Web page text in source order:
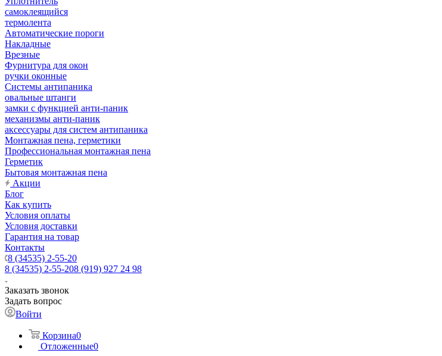
самоклеящийся
термолента
Автоматические пороги
Накладные
Врезные
Фурнитура для окон
ручки оконные
Системы антипаника
овальные штанги
замки с функцией анти-паник
механизмы анти-паник
аксессуары для систем антипаника
Монтажная пена, герметики
Профессиональная монтажная пена
Герметик
Бытовая монтажная пена
Акции
Блог
Как купить
Условия оплаты
Условия доставки
Гарантия на товар
Контакты
8 (34535) 2-55-20
8 (34535) 2-55-208 (919) 927 24 98
Заказать звонок
Задать вопрос
Войти
Корзина0
Отложенные0